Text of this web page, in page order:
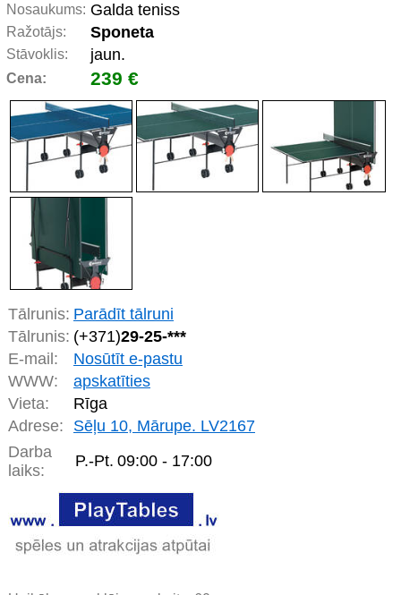
Nosaukums: Galda teniss
Ražotājs: Sponeta
Stāvoklis: jaun.
Cena: 239 €
Tālrunis: Parādīt tālruni
Tālrunis: (+371)29-25-***
E-mail:
Nosūtīt e-pastu
WWW:
apskatīties
Vieta:
Rīga
Adrese:
Sēļu 10, Mārupe. LV2167
Darba
laiks:
P.-Pt. 09:00 - 17:00